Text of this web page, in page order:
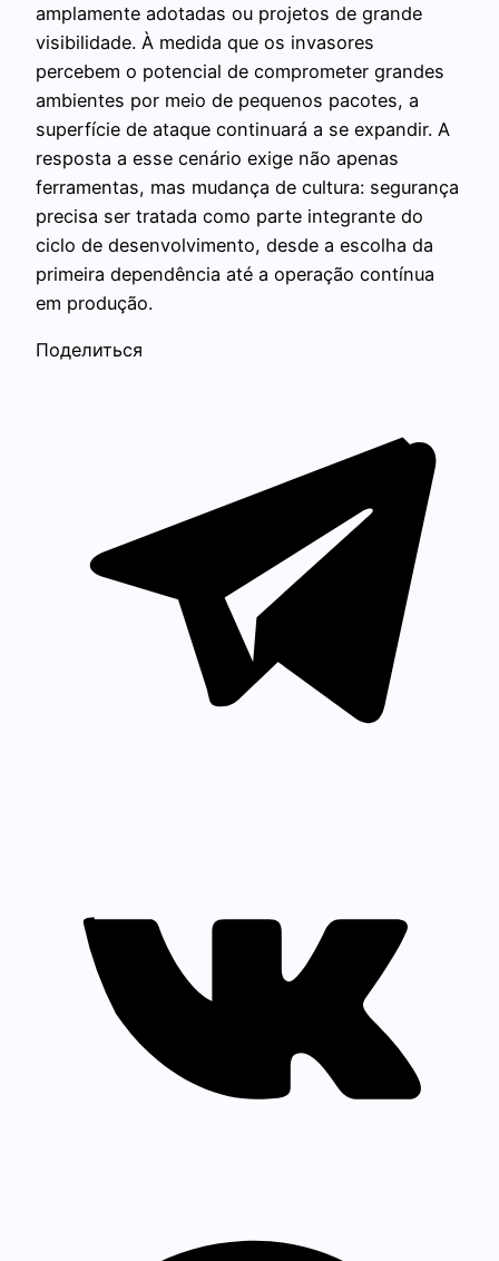
amplamente adotadas ou projetos de grande
visibilidade. À medida que os invasores
percebem o potencial de comprometer grandes
ambientes por meio de pequenos pacotes, a
superfície de ataque continuará a se expandir. A
resposta a esse cenário exige não apenas
ferramentas, mas mudança de cultura: segurança
precisa ser tratada como parte integrante do
ciclo de desenvolvimento, desde a escolha da
primeira dependência até a operação contínua
em produção.
Поделиться